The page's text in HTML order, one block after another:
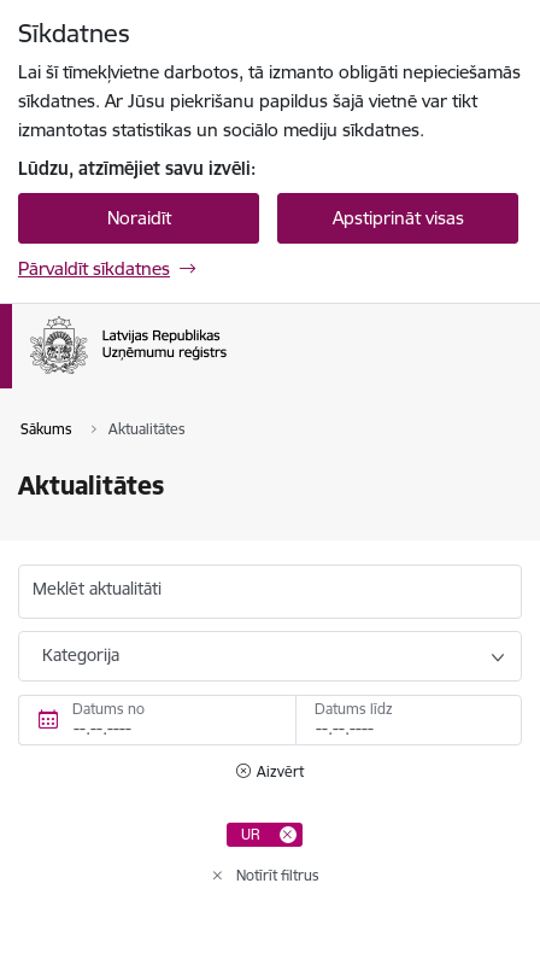
Sīkdatnes
Lai šī tīmekļvietne darbotos, tā izmanto obligāti nepieciešamās
sīkdatnes. Ar Jūsu piekrišanu papildus šajā vietnē var tikt
izmantotas statistikas un sociālo mediju sīkdatnes.
Lūdzu, atzīmējiet savu izvēli:
Noraidīt Apstiprināt visas
Pārvaldīt sīkdatnes
Sākums Aktualitātes
Aktualitātes
Meklēt aktualitāti
Kategorija
Datums no Datums līdz
Aizvērt
UR
Notīrīt filtrus